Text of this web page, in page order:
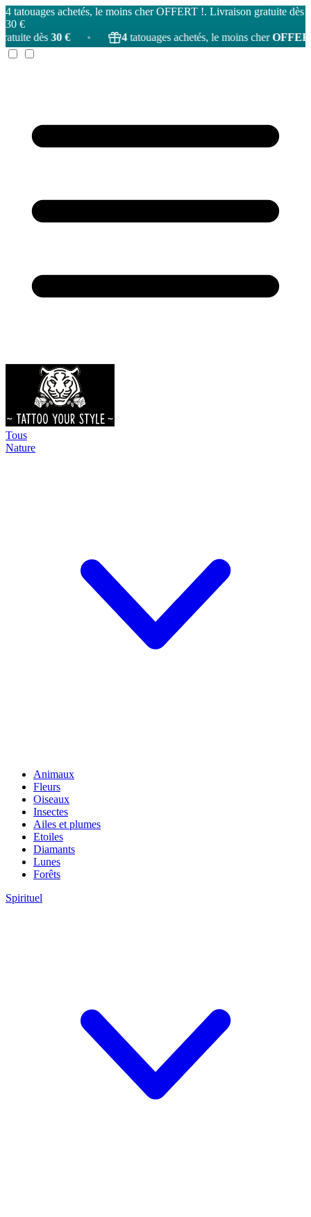
4 tatouages achetés, le moins cher OFFERT !. Livraison gratuite dès
30 €
€
• 4 tatouages achetés, le moins cherOFFERT! •
Tous
Nature
Animaux
Fleurs
Oiseaux
Insectes
Ailes et plumes
Etoiles
Diamants
Lunes
Forêts
Spirituel